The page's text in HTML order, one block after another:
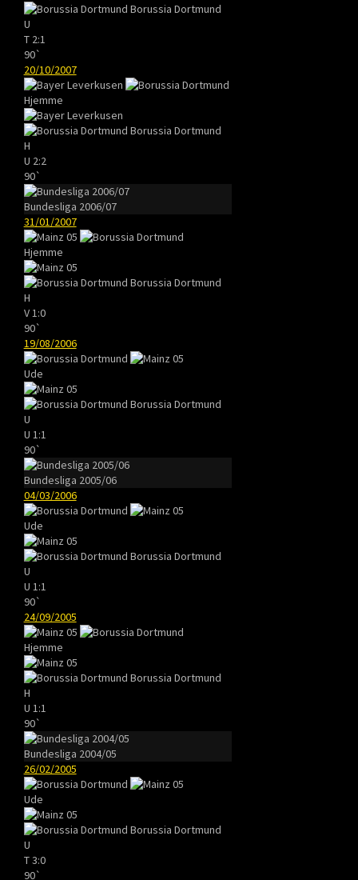
Borussia Dortmund
U
T 2:1
90`
20/10/2007
Hjemme
Borussia Dortmund
H
U 2:2
90`
Bundesliga 2006/07
31/01/2007
Hjemme
Borussia Dortmund
H
V 1:0
90`
19/08/2006
Ude
Borussia Dortmund
U
U 1:1
90`
Bundesliga 2005/06
04/03/2006
Ude
Borussia Dortmund
U
U 1:1
90`
24/09/2005
Hjemme
Borussia Dortmund
H
U 1:1
90`
Bundesliga 2004/05
26/02/2005
Ude
Borussia Dortmund
U
T3:0
90`